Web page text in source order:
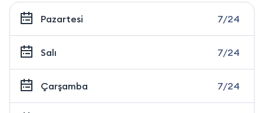
Pazartesi 7/24
Salı 7/24
Çarşamba 7/24